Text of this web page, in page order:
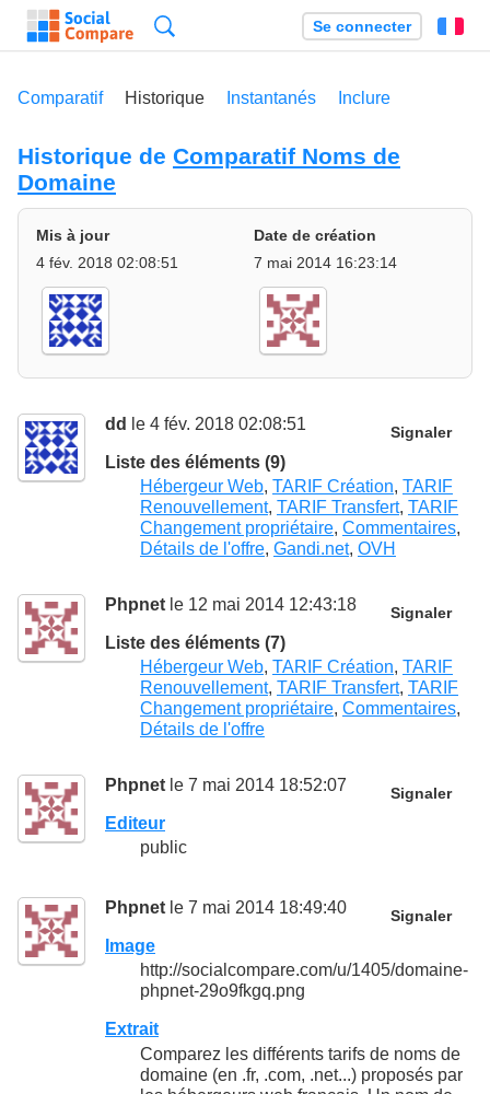
Se connecter
Comparatif Historique Instantanés Inclure
Historique de Comparatif Noms de
Domaine
Mis à jour
4 fév. 2018 02:08:51
Date de création
7 mai 2014 16:23:14
dd le 4 fév. 2018 02:08:51 Signaler
Liste des éléments (9)
Hébergeur Web, TARIF Création, TARIF
Renouvellement, TARIF Transfert, TARIF
Changement propriétaire, Commentaires,
Détails de l'offre, Gandi.net, OVH
Phpnet le 12 mai 2014 12:43:18 Signaler
Liste des éléments (7)
Hébergeur Web, TARIF Création, TARIF
Renouvellement, TARIF Transfert, TARIF
Changement propriétaire, Commentaires,
Détails de l'offre
Phpnet le 7 mai 2014 18:52:07 Signaler
Editeur
public
Phpnet le 7 mai 2014 18:49:40 Signaler
Image
http://socialcompare.com/u/1405/domaine-
phpnet-29o9fkgq.png
Extrait
Comparez les différents tarifs de noms de
domaine (en .fr, .com, .net...) proposés par